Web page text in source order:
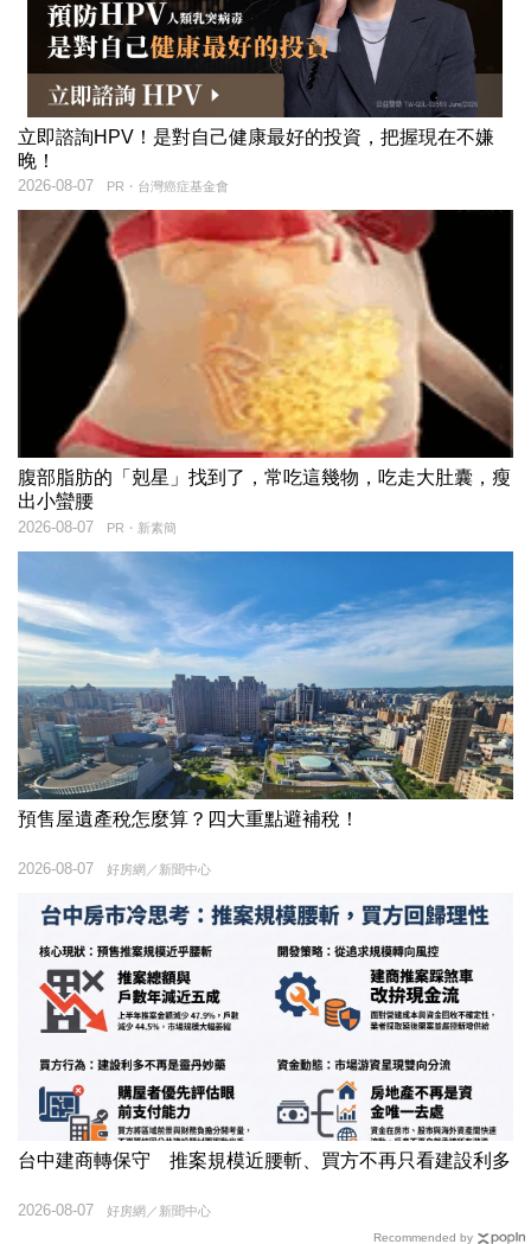
立即諮詢HPV！是對自己健康最好的投資，把握現在不嫌
晚！
PR・台灣癌症基金會
2026-08-07
腹部脂肪的「剋星」找到了，常吃這幾物，吃走大肚囊，瘦
出小蠻腰
PR・新素簡
2026-08-07
預售屋遺產稅怎麼算？四大重點避補稅！
好房網／新聞中心
2026-08-07
台中建商轉保守 推案規模近腰斬、買方不再只看建設利多
好房網／新聞中心
2026-08-07
Recommended by